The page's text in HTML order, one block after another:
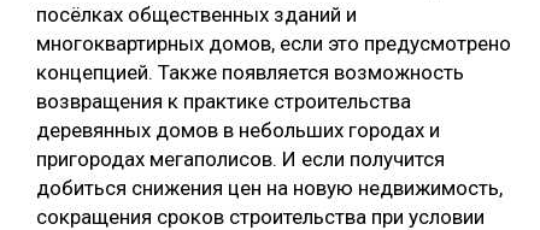
посёлках общественных зданий и
многоквартирных домов, если это предусмотрено
концепцией. Также появляется возможность
возвращения к практике строительства
деревянных домов в небольших городах и
пригородах мегаполисов. И если получится
добиться снижения цен на новую недвижимость,
сокращения сроков строительства при условии